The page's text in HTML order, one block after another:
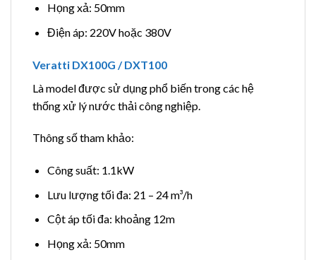
Họng xả: 50mm
Điện áp: 220V hoặc 380V
Veratti DX100G / DXT100
Là model được sử dụng phổ biến trong các hệ
thống xử lý nước thải công nghiệp.
Thông số tham khảo:
Công suất: 1.1kW
Lưu lượng tối đa: 21 – 24 m³/h
Cột áp tối đa: khoảng 12m
Họng xả: 50mm